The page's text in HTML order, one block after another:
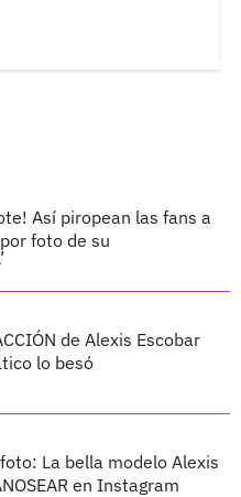
Así piropean las fans a
foto de su
de Alexis Escobar
lo besó
La bella modelo Alexis
en Instagram